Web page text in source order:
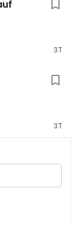
3T
3T